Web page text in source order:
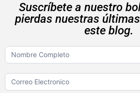
Suscríbete a nuestro
pierdas nuestras
este blog.
Boletin